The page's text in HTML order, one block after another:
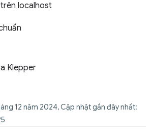
localhost
Klepper
12 năm 2024, Cập nhật gần đây nhất: